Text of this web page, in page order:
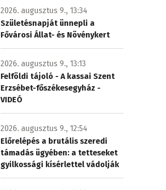
2026. augusztus 9., 13:34
Születésnapját ünnepli a
Fővárosi Állat- és Növénykert
2026. augusztus 9., 13:13
Felföldi tájoló - A kassai Szent
Erzsébet-főszékesegyház -
VIDEÓ
2026. augusztus 9., 12:54
Előrelépés a brutális szeredi
támadás ügyében: a tetteseket
gyilkossági kísérlettel vádolják